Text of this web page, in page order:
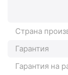
Страна
Гарантия
Гарантия на